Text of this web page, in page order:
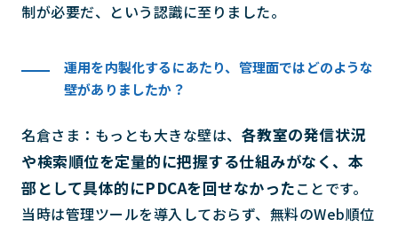
制が必要だ、という認識に至りました。
運用を内製化するにあたり、管理面ではどのような
壁がありましたか？
名倉さま：もっとも大きな壁は、 各教室の発信状況
や検索順位を定量的に把握する仕組みがなく、本
部として具体的にPDCAを回せなかったことです。
当時は管理ツールを導入しておらず、無料のWeb順位